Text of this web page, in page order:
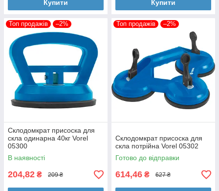
Купити Купити
Топ продажів –2%
Склодомкрат присоска для
скла одинарна 40кг Vorel
05300
В наявності
204,82 ₴ 209 ₴
Топ продажів –2%
Склодомкрат присоска для
скла потрійна Vorel 05302
Готово до відправки
614,46 ₴ 627 ₴